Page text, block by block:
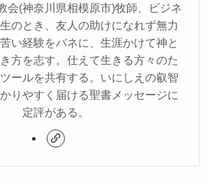
会(神奈川県相模原市)牧師、ビジネ
のとき、友人の助けになれず無力
い経験をバネに、生涯かけて神と
方を志す。仕えて生きる方々のた
ールを共有する。いにしえの叡智
りやすく届ける聖書メッセージに
定評がある。